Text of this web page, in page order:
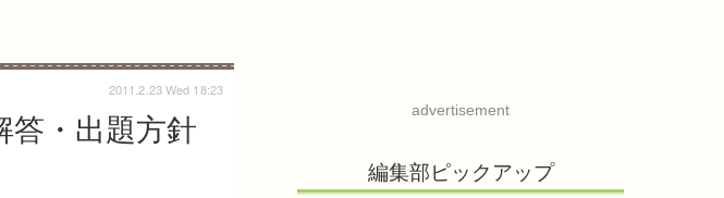
答・出題方針
2011.2.23 Wed 18:23
advertisement
編集部ピックアップ